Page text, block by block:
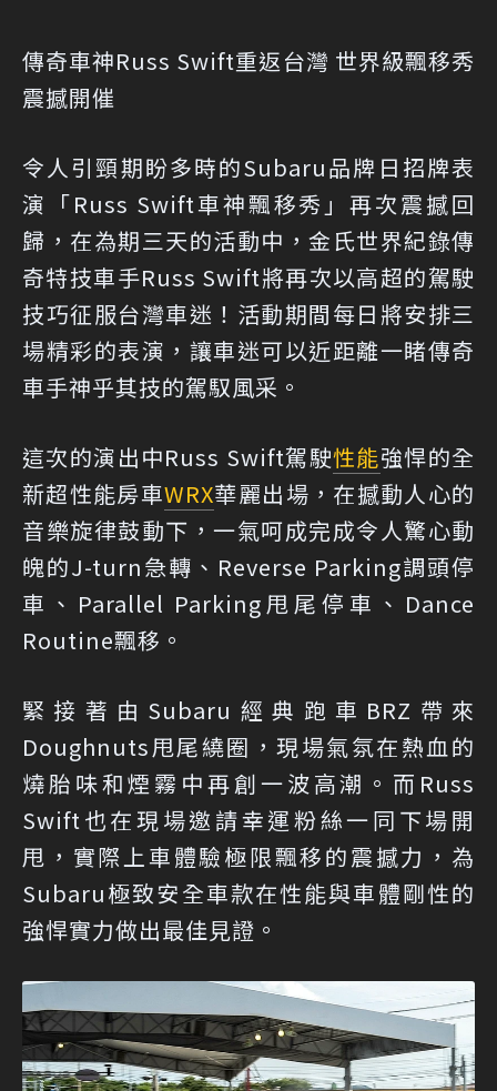
傳奇車神Russ Swift重返台灣 世界級飄移秀
震撼開催
令人引頸期盼多時的Subaru品牌日招牌表
演「Russ Swift車神飄移秀」再次震撼回
歸，在為期三天的活動中，金氏世界紀錄傳
奇特技車手Russ Swift將再次以高超的駕駛
技巧征服台灣車迷！活動期間每日將安排三
場精彩的表演，讓車迷可以近距離一睹傳奇
車手神乎其技的駕馭風采。
這次的演出中Russ Swift駕駛性能強悍的全
新超性能房車WRX華麗出場，在撼動人心的
音樂旋律鼓動下，一氣呵成完成令人驚心動
魄的J-turn急轉、Reverse Parking調頭停
車、Parallel Parking甩尾停車、Dance
Routine飄移。
緊接著由Subaru經典跑車BRZ帶來
Doughnuts甩尾繞圈，現場氣氛在熱血的
燒胎味和煙霧中再創一波高潮。而Russ
Swift也在現場邀請幸運粉絲一同下場開
甩，實際上車體驗極限飄移的震撼力，為
Subaru極致安全車款在性能與車體剛性的
強悍實力做出最佳見證。